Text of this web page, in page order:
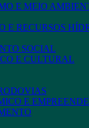
E MEIO
E RECURSOS
SOCIAL
E CULTURAL
E